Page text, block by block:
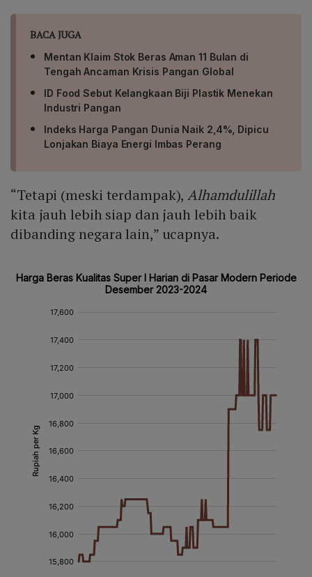
BACA JUGA
Mentan Klaim Stok Beras Aman 11 Bulan di
Tengah Ancaman Krisis Pangan Global
ID Food Sebut Kelangkaan Biji Plastik Menekan
Industri Pangan
Indeks Harga Pangan Dunia Naik 2,4%, Dipicu
Lonjakan Biaya Energi Imbas Perang
“Tetapi (meski terdampak),Alhamdulillah
kita jauh lebih siap dan jauh lebih baik
dibanding negara lain,” ucapnya.